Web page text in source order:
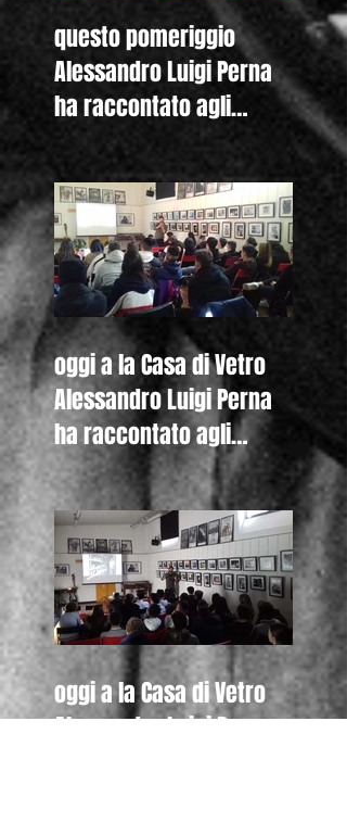
questo pomeriggio
Alessandro Luigi Perna
ha raccontato agli
studenti del Liceo
Colombini di Piacenza
oggi a la Casa di Vetro
Alessandro Luigi Perna
ha raccontato agli
studenti del Liceo De
Nicola di Se
oggi a la Casa di Vetro
Alessandro Luigi Perna